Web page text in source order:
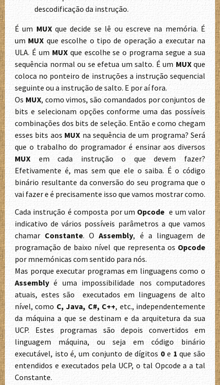
descodificação da instrução.
É um MUXque decide se lê ou escreve na memória. É
um MUX que escolhe o tipo de operação a executar na
ULA. É um MUXque escolhe se o programa segue a sua
sequência normal ou se efetua um salto. É um MUXque
coloca no ponteiro de instruções a instrução sequencial
seguinte ou a instrução de salto. E por aí fora.
Os MUX, como vimos, são comandados por conjuntos de
bits e selecionam opções conforme uma das possíveis
combinações dos bits de seleção. Então e como chegam
esses bits aos MUX na sequência de um programa? Será
que o trabalho do programador é ensinar aos diversos
MUX em cada instrução o que devem fazer?
Efetivamente é, mas sem que ele o saiba. É o código
binário resultante da conversão do seu programa que o
vai fazer e é precisamente isso que vamos mostrar como.
Cada instrução é composta por um Opcode e um valor
indicativo de vários possíveis parâmetros a que vamos
chamar Constante. OAssembly, é a linguagem de
programação de baixo nível que representa os Opcode
por mnemónicas com sentido para nós.
Mas porque executar programas em linguagens como o
Assembly é uma impossibilidade nos computadores
atuais, estes são executados em linguagens de alto
nível, como C, Java, C#, C++, etc., independentemente
da máquina a que se destinam e da arquitetura da sua
UCP. Estes programas são depois convertidos em
linguagem máquina, ou seja em código binário
executável, isto é, um conjunto de dígitos 0e 1 que são
entendidos e executados pela UCP, o tal Opcode a a tal
Constante.